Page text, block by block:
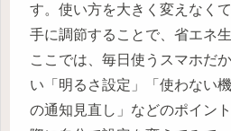
す。使い方を大きく変えなく
手に調節することで、省エネ
ここでは、毎日使うスマホだ
い「明るさ設定」「使わない
の通知見直し」などのポイン